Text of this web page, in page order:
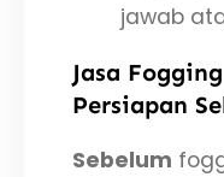
jawab
Jasa
Persiapan
Sebelum